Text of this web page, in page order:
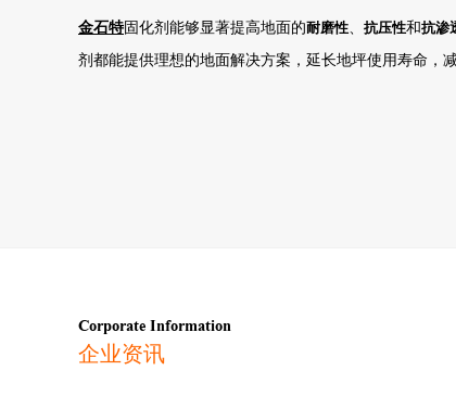
金石特固化剂能够显著提高地面的耐磨性 抗压性和抗渗
剂都能提供理想的地面解决方案，延长地坪使用寿命，
Corporate Information
企业资讯